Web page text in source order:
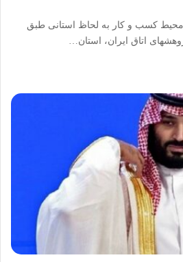
کسب و کار به لحاظ استانی طبق
اتاق ایران، استان…